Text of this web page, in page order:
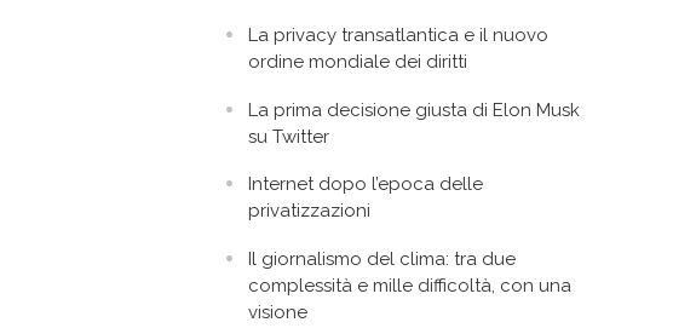
La privacy transatlantica e il nuovo
ordine mondiale dei diritti
La prima decisione giusta di Elon Musk
su Twitter
Internet dopo l’epoca delle
privatizzazioni
Il giornalismo del clima: tra due
complessità e mille difficoltà, con una
visione